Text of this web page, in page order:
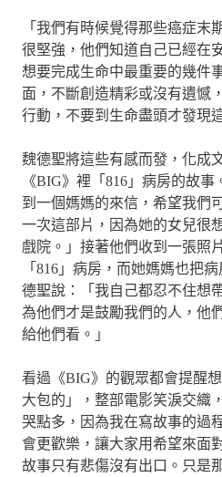
「我們有時候覺得那些癌症末
很堅強，他們知道自己已經在
想要完成生命中最重要的幾件
面，不斷創造精彩或沒有遺憾
行動，不要到生命盡頭才發現
魏德聖將這些有感而發，化成
《BIG》裡「816」病房的故
到一個媽媽的來信，希望我們
一次這部片，因為她的女兒很
戲院。」接著他們收到一張照
「816」病房，而她媽媽也把
德聖說：「我自己都忍不住想
為他們才是鼓勵我們的人，他
給他們看。」
看過《BIG》的觀眾都會提醒
大包的」，整部電影笑淚交織
哭點多，因為我在寫故事的過
會更歡樂，讓大家用希望來面
故事只有悲傷沒有出口。只是